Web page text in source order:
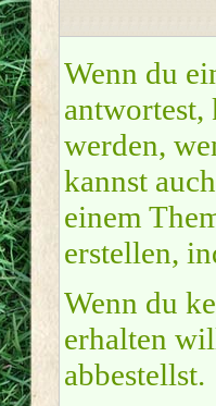
Wenn du
werden,
kannst
einem
erstellen,
Wenn du
erhalten
abbestellst.